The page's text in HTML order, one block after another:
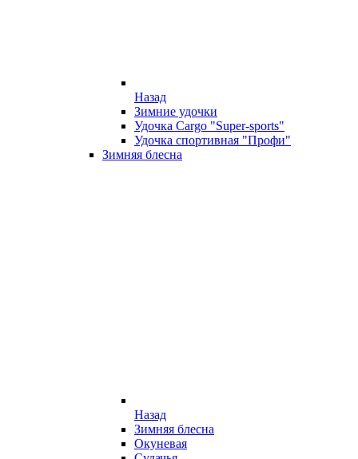
Назад
Зимние удочки
Удочка Cargo "Super-sports"
Удочка спортивная "Профи"
Зимняя блесна
Назад
Зимняя блесна
Окуневая